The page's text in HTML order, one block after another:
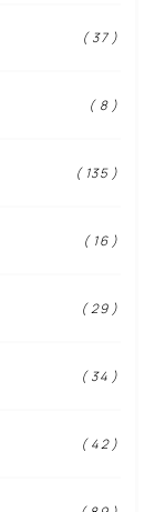
( 37 )
( 8 )
( 135 )
( 16 )
( 29 )
( 34 )
( 42 )